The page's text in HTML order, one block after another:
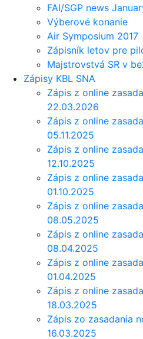
FAI/SGP news
Výberové konanie
Air Symposium 2017
Zápisník letov pre
Majstrovstvá SR v
Zápisy KBL SNA
Zápis z online
22.03.2026
Zápis z online
05.11.2025
Zápis z online
12.10.2025
Zápis z online
01.10.2025
Zápis z online
08.05.2025
Zápis z online
08.04.2025
Zápis z online
01.04.2025
Zápis z online
18.03.2025
Zápis zo zasadania
16.03.2025